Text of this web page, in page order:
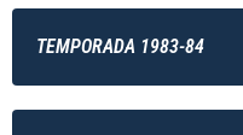
TEMPORADA 1983-84